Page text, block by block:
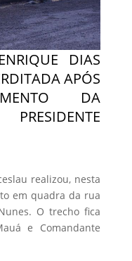
DIAS
APÓS
DA
realizou, nesta
em quadra da rua
O trecho fica
e Comandante